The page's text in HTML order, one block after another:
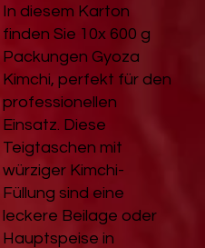
In diesem Karton
finden Sie 10x 600 g
Packungen Gyoza
Kimchi, perfekt für den
professionellen
Einsatz. Diese
Teigtaschen mit
würziger Kimchi-
Füllung sind eine
leckere Beilage oder
Hauptspeise in